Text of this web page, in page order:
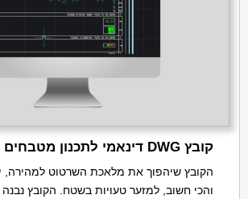
קובץ DWG דינאמי לתכנון מטבחים
הקובץ שיהפוך את מלאכת השרטוט למהירה,
והכי חשוב, למזער טעויות בשטח. הקובץ